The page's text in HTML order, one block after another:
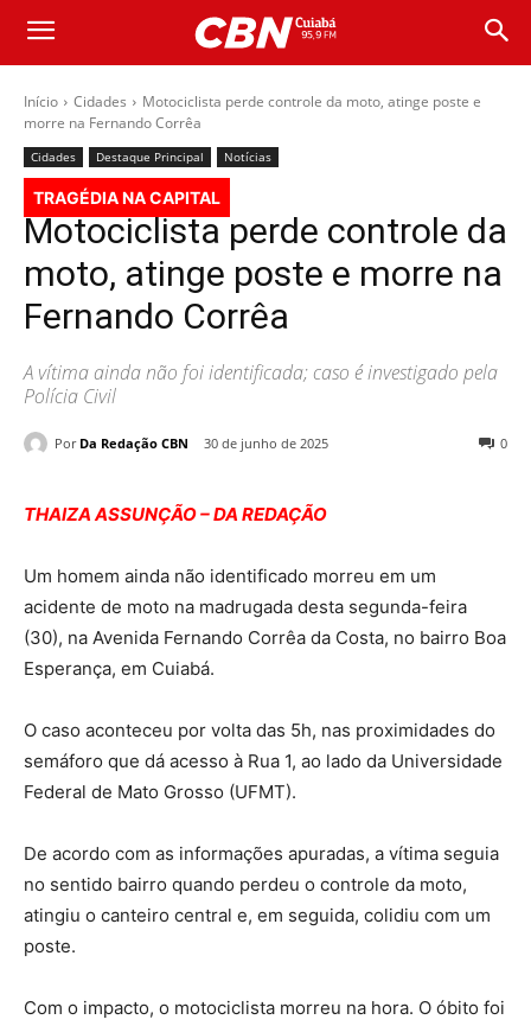
Início Cidades
Motociclista perde controle da moto, atinge poste e
morre na Fernando Corrêa
Cidades Destaque Principal Notícias
TRAGÉDIA NA CAPITAL
Motociclista perde controle da
moto, atinge poste e morre na
Fernando Corrêa
A vítima ainda não foi identificada; caso é investigado pela
Polícia Civil
Por Da Redação CBN 30 de junho de 2025 0
THAIZA ASSUNÇÃO – DA REDAÇÃO
Um homem ainda não identificado morreu em um
acidente de moto na madrugada desta segunda-feira
(30), na Avenida Fernando Corrêa da Costa, no bairro Boa
Esperança, em Cuiabá.
O caso aconteceu por volta das 5h, nas proximidades do
semáforo que dá acesso à Rua 1, ao lado da Universidade
Federal de Mato Grosso (UFMT).
De acordo com as informações apuradas, a vítima seguia
no sentido bairro quando perdeu o controle da moto,
atingiu o canteiro central e, em seguida, colidiu com um
poste.
Com o impacto, o motociclista morreu na hora. O óbito foi